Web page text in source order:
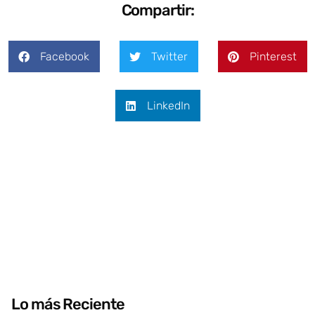
Compartir:
Facebook Twitter Pinterest
LinkedIn
Lo más Reciente